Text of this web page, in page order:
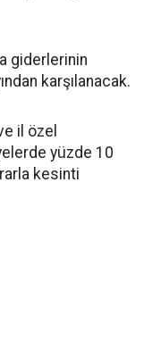
giderlerinin
karşılanacak.
il özel
yüzde 10
kesinti